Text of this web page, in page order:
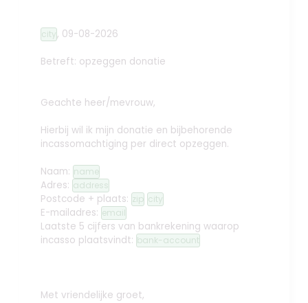
city, 09-08-2026
Betreft: opzeggen donatie
Geachte heer/mevrouw,
Hierbij wil ik mijn donatie en bijbehorende
incassomachtiging per direct opzeggen.
Naam: name
Adres: address
Postcode + plaats: zip city
E-mailadres: email
Laatste 5 cijfers van bankrekening waarop
incasso plaatsvindt: bank-account
Met vriendelijke groet,